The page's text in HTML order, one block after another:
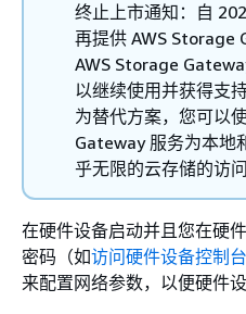
终止上市通知：自
再提供 AWS Storage
AWS Storage
以继续使用并获得支
为替代方案，您可以
Gateway 服务为本地
乎无限的云存储的访问
在硬件设备启动并且您在硬
密码（如访问硬件设备控制台
来配置网络参数，以便硬件